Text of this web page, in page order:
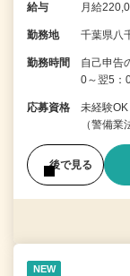
給与 月給
勤務地 千葉県八
勤務時間
自己申告
0～翌5
応募資格
未経験
（警備
後で見る
NEW